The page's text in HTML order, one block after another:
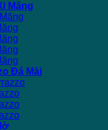
Măng
Đá Mài